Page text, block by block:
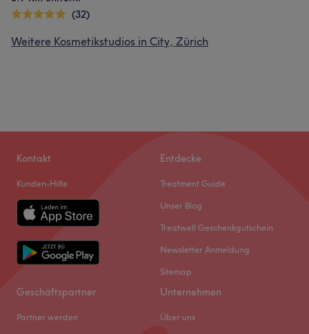
(32)
Weitere Kosmetikstudios in City, Zürich
Kontakt
Kunden-Hilfe
Entdecke
Treatment Guide
Unser Blog
Treatwell Geschenkgutschein
Newsletter Anmeldung
Sitemap
Geschäftspartner
Partner werden
Unternehmen
Über uns